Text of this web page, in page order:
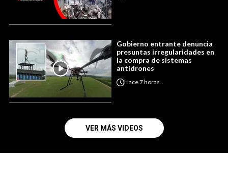
Gobierno entrante denuncia
presuntas irregularidades en
la compra de sistemas
antidrones
Hace7 horas
VER MÁS VIDEOS